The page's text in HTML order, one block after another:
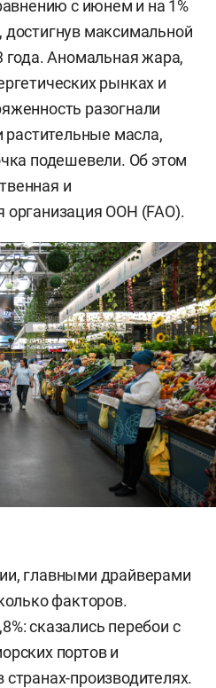
с июнем и на 1%
максимальной
года. Аномальная жара,
рынках и
разогнали
растительные масла,
подешевели. Об этом
и
организация ООН (FAO).
главными драйверами
факторов.
сказались перебои с
портов и
производителях.